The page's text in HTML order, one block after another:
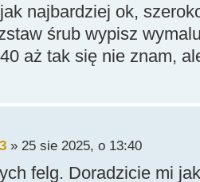
najbardziej ok,
śrub wypisz
aż tak się nie znam,
» 25 sie 2025, o 13:40
felg. Doradzicie mi